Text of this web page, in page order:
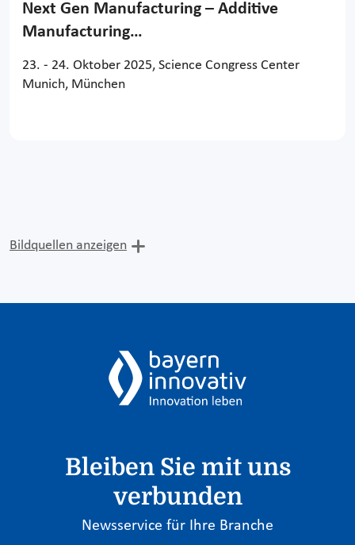
Next Gen Manufacturing – Additive
Manufacturing…
23. - 24. Oktober 2025, Science Congress Center
Munich, München
Bildquellen anzeigen
Bleiben Sie mit uns
verbunden
Newsservice für Ihre Branche